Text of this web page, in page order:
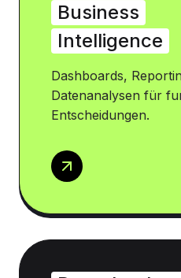
Business
Intelligence
Dashboards,
Datenanalysen für
Entscheidungen.